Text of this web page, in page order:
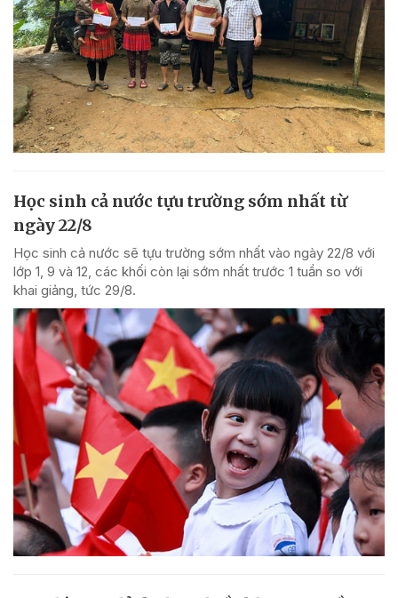
Học sinh cả nước tựu trường sớm nhất từ
ngày 22/8
Học sinh cả nước sẽ tựu trường sớm nhất vào ngày 22/8 với
lớp 1, 9 và 12, các khối còn lại sớm nhất trước 1 tuần so với
khai giảng, tức 29/8.